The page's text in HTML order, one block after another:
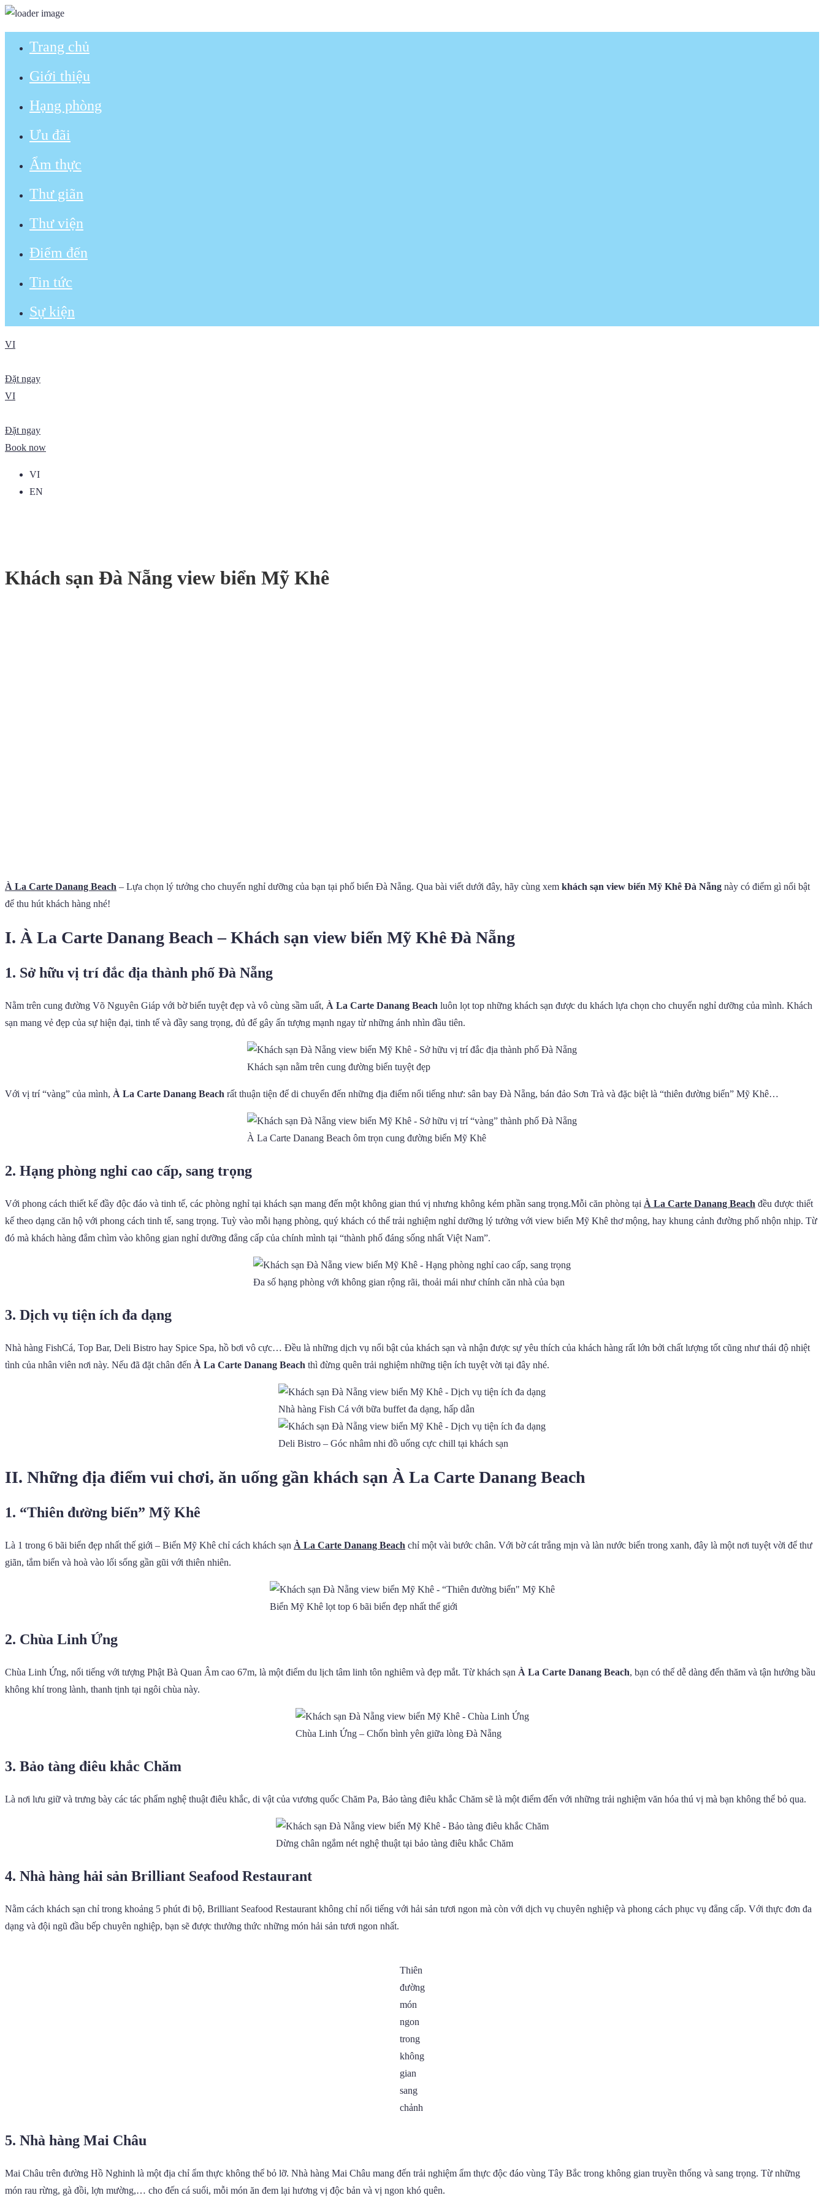
Trang chủ
Giới thiệu
Hạng phòng
Ưu đãi
Ẩm thực
Thư giãn
Thư viện
Điểm đến
Tin tức
Sự kiện
VI
Đặt ngay
VI
Đặt ngay
Book now
VI
EN
Khách sạn Đà Nẵng view biển Mỹ Khê
À La Carte Danang Beach – Lựa chọn lý tưởng cho chuyến nghỉ dưỡng của bạn tại phố biển Đà Nẵng. Qua bài viết dưới đây, hãy cùng xem khách sạn view biển Mỹ Khê Đà Nẵng này có điểm gì nổi bật
để thu hút khách hàng nhé!
I. À La Carte Danang Beach – Khách sạn view biển Mỹ Khê Đà Nẵng
1. Sở hữu vị trí đắc địa thành phố Đà Nẵng
Nằm trên cung đường Võ Nguyên Giáp với bờ biển tuyệt đẹp và vô cùng sầm uất, À La Carte Danang Beach luôn lọt top những khách sạn được du khách lựa chọn cho chuyến nghỉ dưỡng của mình. Khách
sạn mang vẻ đẹp của sự hiện đại, tinh tế và đầy sang trọng, đủ để gây ấn tượng mạnh ngay từ những ánh nhìn đầu tiên.
Khách sạn nằm trên cung đường biển tuyệt đẹp
Với vị trí “vàng” của mình, À La Carte Danang Beach rất thuận tiện để di chuyển đến những địa điểm nổi tiếng như: sân bay Đà Nẵng, bán đảo Sơn Trà và đặc biệt là “thiên đường biển” Mỹ Khê…
À La Carte Danang Beach ôm trọn cung đường biển Mỹ Khê
2. Hạng phòng nghỉ cao cấp, sang trọng
Với phong cách thiết kế đầy độc đáo và tinh tế, các phòng nghỉ tại khách sạn mang đến một không gian thú vị nhưng không kém phần sang trọng.Mỗi căn phòng tại À La Carte Danang Beach đều được thiết
kế theo dạng căn hộ với phong cách tinh tế, sang trọng. Tuỳ vào mỗi hạng phòng, quý khách có thể trải nghiệm nghỉ dưỡng lý tưởng với view biển Mỹ Khê thơ mộng, hay khung cảnh đường phố nhộn nhịp. Từ
đó mà khách hàng đắm chìm vào không gian nghỉ dưỡng đẳng cấp của chính mình tại “thành phố đáng sống nhất Việt Nam”.
Đa số hạng phòng với không gian rộng rãi, thoải mái như chính căn nhà của bạn
3. Dịch vụ tiện ích đa dạng
Nhà hàng FishCá, Top Bar, Deli Bistro hay Spice Spa, hồ bơi vô cực… Đều là những dịch vụ nổi bật của khách sạn và nhận được sự yêu thích của khách hàng rất lớn bởi chất lượng tốt cũng như thái độ nhiệt
tình của nhân viên nơi này. Nếu đã đặt chân đến À La Carte Danang Beach thì đừng quên trải nghiệm những tiện ích tuyệt vời tại đây nhé.
Nhà hàng Fish Cá với bữa buffet đa dạng, hấp dẫn
Deli Bistro – Góc nhâm nhi đồ uống cực chill tại khách sạn
II. Những địa điểm vui chơi, ăn uống gần khách sạn À La Carte Danang Beach
1. “Thiên đường biển” Mỹ Khê
Là 1 trong 6 bãi biển đẹp nhất thế giới – Biển Mỹ Khê chỉ cách khách sạn À La Carte Danang Beach chỉ một vài bước chân. Với bờ cát trắng mịn và làn nước biển trong xanh, đây là một nơi tuyệt vời để thư
giãn, tắm biển và hoà vào lối sống gần gũi với thiên nhiên.
Biển Mỹ Khê lọt top 6 bãi biển đẹp nhất thế giới
2. Chùa Linh Ứng
Chùa Linh Ứng, nổi tiếng với tượng Phật Bà Quan Âm cao 67m, là một điểm du lịch tâm linh tôn nghiêm và đẹp mắt. Từ khách sạn À La Carte Danang Beach, bạn có thể dễ dàng đến thăm và tận hưởng bầu
không khí trong lành, thanh tịnh tại ngôi chùa này.
Chùa Linh Ứng – Chốn bình yên giữa lòng Đà Nẵng
3. Bảo tàng điêu khắc Chăm
Là nơi lưu giữ và trưng bày các tác phẩm nghệ thuật điêu khắc, di vật của vương quốc Chăm Pa, Bảo tàng điêu khắc Chăm sẽ là một điểm đến với những trải nghiệm văn hóa thú vị mà bạn không thể bỏ qua.
Dừng chân ngắm nét nghệ thuật tại bảo tàng điêu khắc Chăm
4. Nhà hàng hải sản Brilliant Seafood Restaurant
Nằm cách khách sạn chỉ trong khoảng 5 phút đi bộ, Brilliant Seafood Restaurant không chỉ nổi tiếng với hải sản tươi ngon mà còn với dịch vụ chuyên nghiệp và phong cách phục vụ đẳng cấp. Với thực đơn đa
dạng và đội ngũ đầu bếp chuyên nghiệp, bạn sẽ được thưởng thức những món hải sản tươi ngon nhất.
Thiên
đường
món
ngon
trong
không
gian
sang
chảnh
5. Nhà hàng Mai Châu
Mai Châu trên đường Hồ Nghinh là một địa chỉ ẩm thực không thể bỏ lỡ. Nhà hàng Mai Châu mang đến trải nghiệm ẩm thực độc đáo vùng Tây Bắc trong không gian truyền thống và sang trọng. Từ những
món rau rừng, gà đồi, lợn mường,… cho đến cá suối, mỗi món ăn đem lại hương vị độc bản và vị ngon khó quên.